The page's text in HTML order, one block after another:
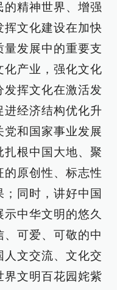
的精神世界、增强
挥文化建设在加快
量发展中的重要支
化产业，强化文化
发挥文化在激活发
进经济结构优化升
党和国家事业发展
扎根中国大地、聚
的原创性、标志性
同时，讲好中国
中华文明的悠久
、可爱、可敬的中
人文交流、文化交
界文明百花园姹紫